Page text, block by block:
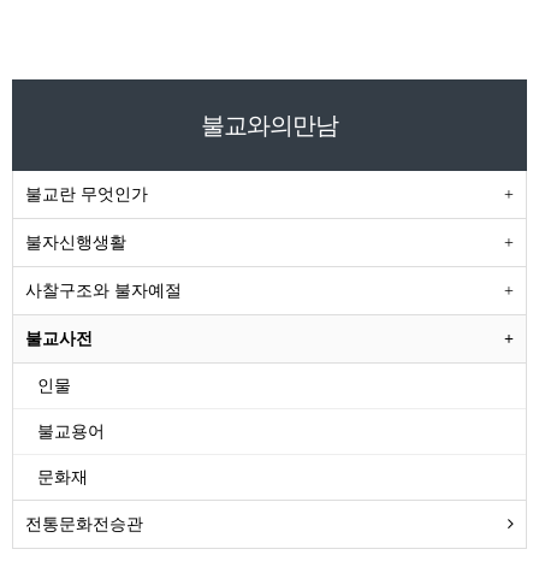
불교와의만남
불교란 무엇인가
불자신행생활
사찰구조와 불자예절
불교사전
인물
불교용어
문화재
전통문화전승관